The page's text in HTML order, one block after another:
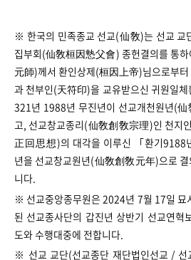
※ 한국의 민족종교 선교(仙敎)는 선교 교
집부회(仙敎桓因慹父會) 종헌결의를 통
元師)께서 환인상제(桓因上帝)님으로부
과 천부인(天符印)을 교유받으신 귀원일
321년 1988년 무진년이 선교개천원년(
고, 선교창교종리(仙敎創敎宗理)인 천지
正回思想)의 대각을 이루신 「환기9188
년을 선교창교원년(仙敎創敎元年)으로
니다.
※ 선교중앙종무원은 2024년 7월 17일
된 선교종사단의 갑진년 상반기 선교연혁
도와 수행대중에 전합니다.
※ 선교 교단(선교종단 재단법인선교 / 선